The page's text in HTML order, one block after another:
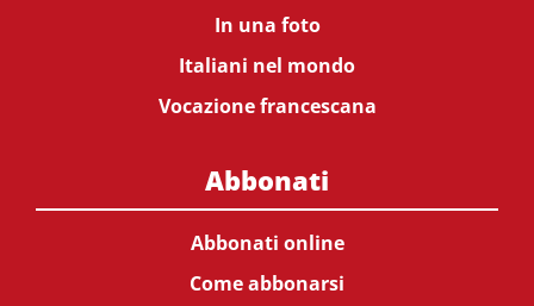
In una foto
Italiani nel mondo
Vocazione francescana
Abbonati
Abbonati online
Come abbonarsi